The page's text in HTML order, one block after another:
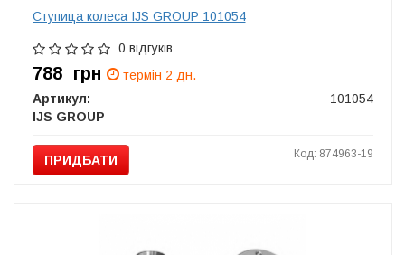
Ступица колеса IJS GROUP 101054
0 відгуків
788 грн
термін 2 дн.
Артикул:
101054
IJS GROUP
ПРИДБАТИ Код: 874963-19